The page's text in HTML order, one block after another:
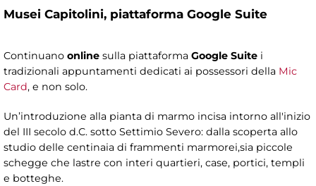
Musei Capitolini, piattaforma Google Suite
Continuano online sulla piattaforma Google Suite i
tradizionali appuntamenti dedicati ai possessori della Mic
Card, e non solo.
Un’introduzione alla pianta di marmo incisa intorno all'inizio
del III secolo d.C. sotto Settimio Severo: dalla scoperta allo
studio delle centinaia di frammenti marmorei,sia piccole
schegge che lastre con interi quartieri, case, portici, templi
e botteghe.